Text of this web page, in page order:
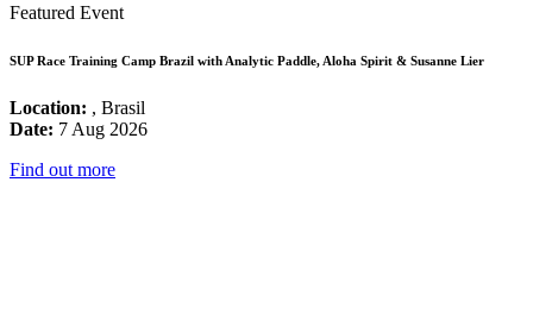
Featured Event
SUP Race Training Camp Brazil with Analytic Paddle, Aloha Spirit & Susanne Lier
Location: , Brasil
Date: 7 Aug 2026
Find out more